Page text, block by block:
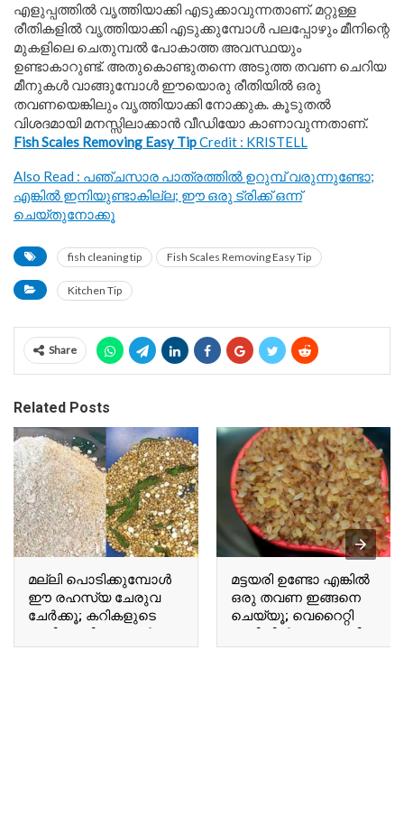
എളുപ്പത്തിൽ വൃത്തിയാക്കി എടുക്കാവുന്നതാണ്. മറ്റുള്ള
രീതികളിൽ വൃത്തിയാക്കി എടുക്കുമ്പോൾ പലപ്പോഴും മീനിന്റെ
മുകളിലെ ചെതുമ്പൽ പോകാത്ത അവസ്ഥയും
ഉണ്ടാകാറുണ്ട്. അതുകൊണ്ടുതന്നെ അടുത്ത തവണ ചെറിയ
മീനുകൾ വാങ്ങുമ്പോൾ ഈയൊരു രീതിയിൽ ഒരു
തവണയെങ്കിലും വൃത്തിയാക്കി നോക്കുക. കൂടുതൽ
വിശദമായി മനസ്സിലാക്കാൻ വീഡിയോ കാണാവുന്നതാണ്.
Fish Scales Removing Easy TipCredit : KRISTELL
Also Read : പഞ്ചസാര പാത്രത്തിൽ ഉറുമ്പ് വരുന്നുണ്ടോ;
എങ്കിൽ ഇനിയുണ്ടാകില്ല; ഈ ഒരു ട്രിക്ക് ഒന്ന്
ചെയ്തുനോക്കൂ
fish cleaning tip Fish Scales Removing Easy Tip
Kitchen Tip
Share
Related Posts
മല്ലി പൊടിക്കുമ്പോൾ
ഈ രഹസ്യ ചേരുവ
ചേർക്കൂ; കറികളുടെ
രുചി ഇരട്ടിയാക്കാൻ
ഇതൊന്ന് മതി; ഇത്
മട്ടയരി ഉണ്ടോ എങ്കിൽ
ഒരു തവണ ഇങ്ങനെ
ചെയ്യൂ; വെറൈറ്റി
രുചിയിൽ ഒരു റൊട്ടി;
ഇതൊന്ന് പരീക്ഷിക്കൂ..!! |